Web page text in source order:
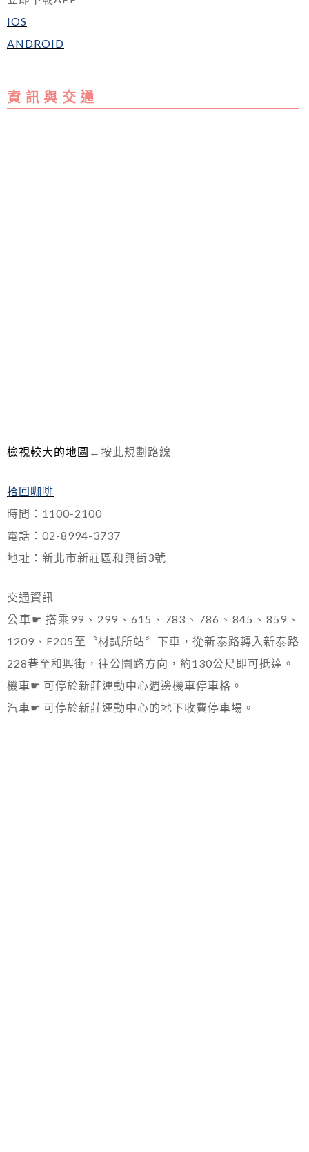
IOS
ANDROID
資 訊 與 交 通
檢視較大的地圖 ←按此規劃路線
拾回咖啡
時間：1100-2100
電話：02-8994-3737
地址：新北市新莊區和興街3號
交通資訊
公車☛ 搭乘99、299、615、783、786、845、859、
1209、F205至〝材試所站〞下車，從新泰路轉入新泰路
228巷至和興街，往公園路方向，約130公尺即可抵達。
機車☛ 可停於新莊運動中心週邊機車停車格。
汽車☛ 可停於新莊運動中心的地下收費停車場。